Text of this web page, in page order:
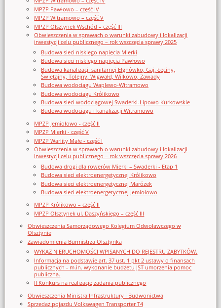
MPZP Pawłowo – część IV
MPZP Witramowo – część V
MPZP Olsztynek Wschód – część III
Obwieszczenia w sprawach o warunki zabudowy i lokalizacji
inwestycji celu publicznego – rok wszczęcia sprawy 2025
Budowa sieci niskiego napięcia Mierki
Budowa sieci niskiego napięcia Pawłowo
Budowa kanalizacji sanitarnej Elgnówko, Gaj, Łęciny,
Świętajny, Tolejny, Wigwałd, Wilkowo, Zawady
Budowa wodociągu Waplewo-Witramowo
Budowa wodociągu Królikowo
Budowa sieci wodociągowej Swaderki-Lipowo Kurkowskie
Budowa wodociągu i kanalizacji Witramowo
MPZP Jemiołowo - część II
MPZP Mierki - część V
MPZP Warlity Małe - część I
Obwieszczenia w sprawach o warunki zabudowy i lokalizacji
inwestycji celu publicznego – rok wszczęcia sprawy 2026
Budowa drogi dla rowerów Mierki – Swaderki - Etap 1
Budowa sieci elektroenergetycznej Królikowo
Budowa sieci elektroenergetycznej Marózek
Budowa sieci elektroenergetycznej Jemiołowo
MPZP Królikowo – część II
MPZP Olsztynek ul. Daszyńskiego – część III
Obwieszczenia Samorządowego Kolegium Odwoławczego w
Olsztynie
Zawiadomienia Burmistrza Olsztynka
WYKAZ NIERUCHOMOŚCI WPISANYCH DO REJESTRU ZABYTKÓW.
Informacja na podstawie art. 37 ust. 1 pkt 2 ustawy o finansach
publicznych - m.in. wykonanie budżetu JST umorzenia pomoc
publiczna.
II Konkurs na realizację zadania publicznego
Obwieszczenia Ministra Infrastruktury i Budwonictwa
Sprzedaż pojazdu Volkswagen Transporter T4